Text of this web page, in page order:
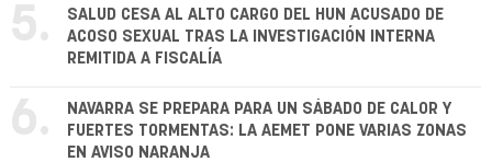
5.
SALUD CESA AL ALTO CARGO DEL HUN ACUSADO DE
ACOSO SEXUAL TRAS LA INVESTIGACIÓN INTERNA
REMITIDA A FISCALÍA
6.
NAVARRA SE PREPARA PARA UN SÁBADO DE CALOR Y
FUERTES TORMENTAS: LA AEMET PONE VARIAS ZONAS
EN AVISO NARANJA